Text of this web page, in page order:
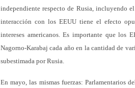
independiente respecto de Rusia, incluyendo
interacción con los EEUU tiene el efecto
intereses americanos. Es importante que los
Nagorno-Karabaj cada año en la cantidad de
subestimada por Rusia.
En mayo, las mismas fuerzas: Parlamentarios